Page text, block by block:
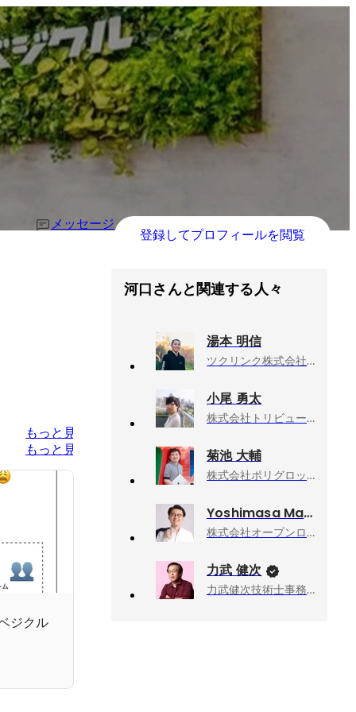
メッセージ
登録してプロフィールを閲覧
もっと見る
もっと見る
ジクル
河口さんと関連する人々
湯本 明信
ツクリンク株式会社, エンジニアリングマネージャー
小尾 勇太
株式会社トリビュー, 取締役 COO・CTO
菊池 大輔
株式会社ポリグロッツ, CTO
Yoshimasa Matsuda
株式会社オープンロジ, 執行役員 セールス＆マーケティング
力武 健次
力武健次技術士事務所, 所長